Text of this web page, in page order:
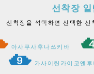
선착장
선착장을 석택하면 선택한 선
아사쿠사후나쓰키바
가사이린카이코엔